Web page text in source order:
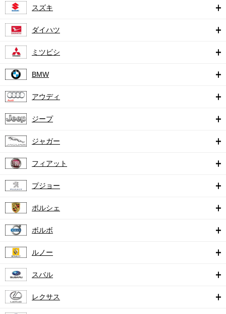
スズキ
ダイハツ
ミツビシ
BMW
アウディ
ジープ
ジャガー
フィアット
プジョー
ポルシェ
ボルボ
ルノー
スバル
レクサス